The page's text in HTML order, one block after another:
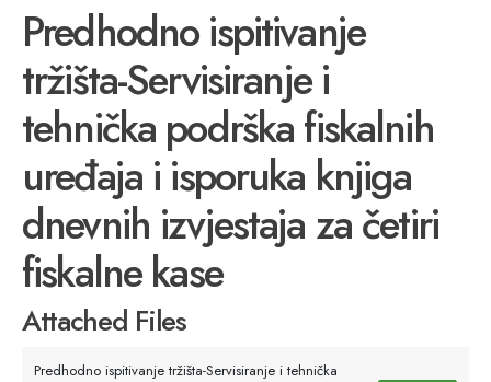
Predhodno ispitivanje
tržišta-Servisiranje i
tehnička podrška fiskalnih
uređaja i isporuka knjiga
dnevnih izvjestaja za četiri
fiskalne kase
Attached Files
Predhodno ispitivanje tržišta-Servisiranje i tehnička